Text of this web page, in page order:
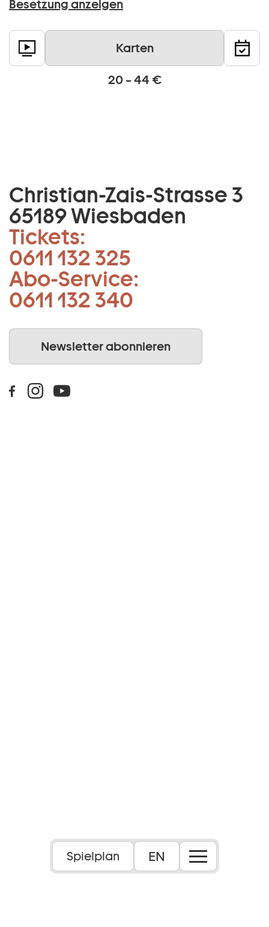
Spielplan EN
Besetzung anzeigen
Karten
20 – 44 €
Christian-Zais-Strasse 3
65189 Wiesbaden
Tickets:
0611 132 325
Abo-Service:
0611 132 340
Newsletter abonnieren